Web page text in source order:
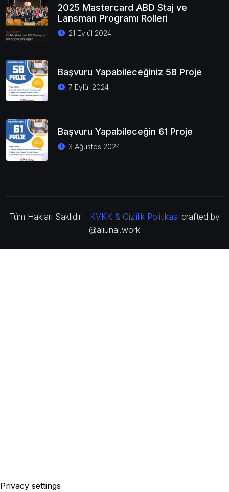
2025 Mastercard ABD Staj ve
Lansman Programı Rolleri
21 Eylül 2024
Başvuru Yapabileceğiniz 58 Proje
7 Eylül 2024
Başvuru Yapabileceğin 61 Proje
3 Ağustos 2024
Tüm Hakları Saklıdır - KVKK & Gizlilik Politikası crafted by
@aliunal.work
Privacy settings